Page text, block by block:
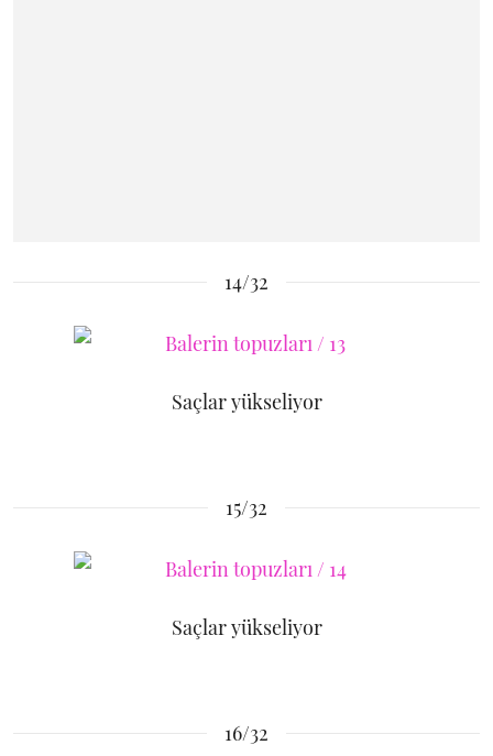
14/32
Saçlar yükseliyor
15/32
Saçlar yükseliyor
16/32